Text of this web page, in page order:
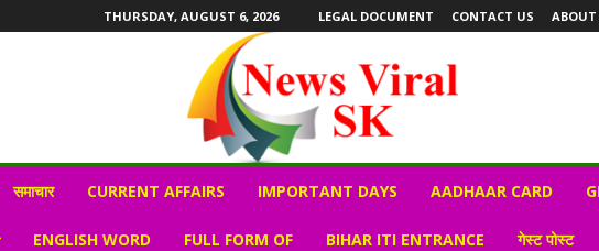
THURSDAY, AUGUST 6, 2026 LEGAL DOCUMENT CONTACT US ABOUT
समाचार CURRENT AFFAIRS IMPORTANT DAYS AADHAAR CARD
ENGLISH WORD FULL FORM OF BIHAR ITI ENTRANCE गेस्ट पोस्ट